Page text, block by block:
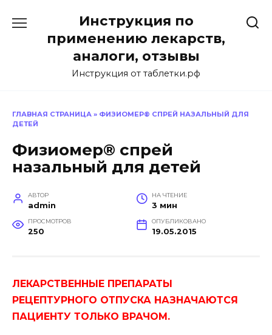
содержанию
Инструкция по
применению лекарств,
аналоги, отзывы
Инструкция от таблетки.рф
ГЛАВНАЯ СТРАНИЦА » ФИЗИОМЕР® СПРЕЙ НАЗАЛЬНЫЙ ДЛЯ
ДЕТЕЙ
Физиомер® спрей
назальный для детей
АВТОР
admin
НА ЧТЕНИЕ
3 мин
ПРОСМОТРОВ
250
ОПУБЛИКОВАНО
19.05.2015
ЛЕКАРСТВЕННЫЕ ПРЕПАРАТЫ
РЕЦЕПТУРНОГО ОТПУСКА НАЗНАЧАЮТСЯ
ПАЦИЕНТУ ТОЛЬКО ВРАЧОМ.